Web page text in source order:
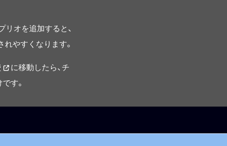
リオを追加すると、
やすくなります。
に移動したら、チ
す。